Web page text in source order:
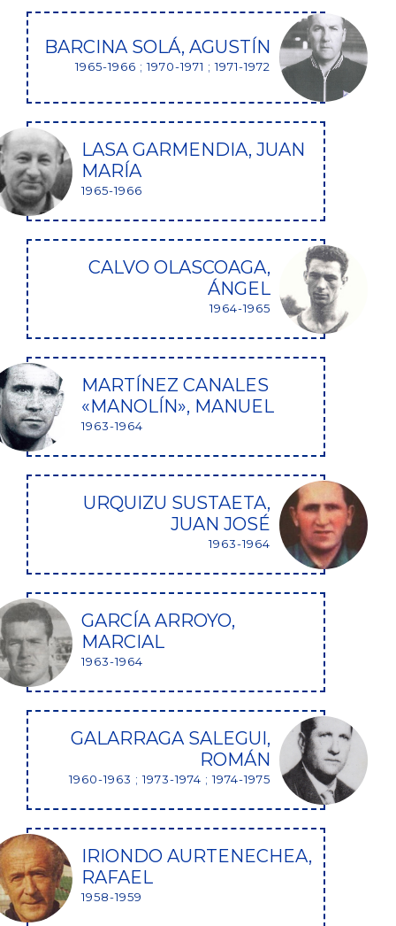
BARCINA SOLÁ, AGUSTÍN
1965-1966 ; 1970-1971 ; 1971-1972
LASA GARMENDIA, JUAN
MARÍA
1965-1966
CALVO OLASCOAGA,
ÁNGEL
1964-1965
MARTÍNEZ CANALES
«MANOLÍN», MANUEL
1963-1964
URQUIZU SUSTAETA,
JUAN JOSÉ
1963-1964
GARCÍA ARROYO,
MARCIAL
1963-1964
GALARRAGA SALEGUI,
ROMÁN
1960-1963 ; 1973-1974 ; 1974-1975
IRIONDO AURTENECHEA,
RAFAEL
1958-1959